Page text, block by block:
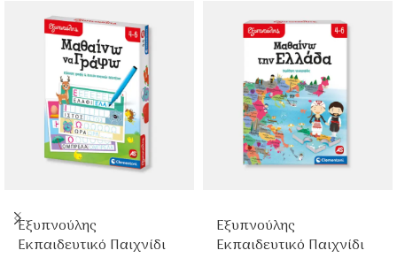
Εξυπνούλης
Εκπαιδευτικό Παιχνίδι
Εξυπνούλης
Εκπαιδευτικό Παιχνίδι